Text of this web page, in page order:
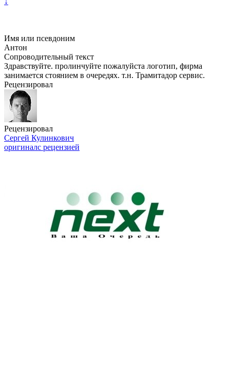
Имя или псевдоним
Антон
Сопроводительный текст
Здравствуйте. пролинчуйте пожалуйста логотип, фирма
занимается стоянием в очередях. т.н. Трамитадор сервис.
Рецензировал
Рецензировал
Сергей Кулинкович
оригиналс рецензией